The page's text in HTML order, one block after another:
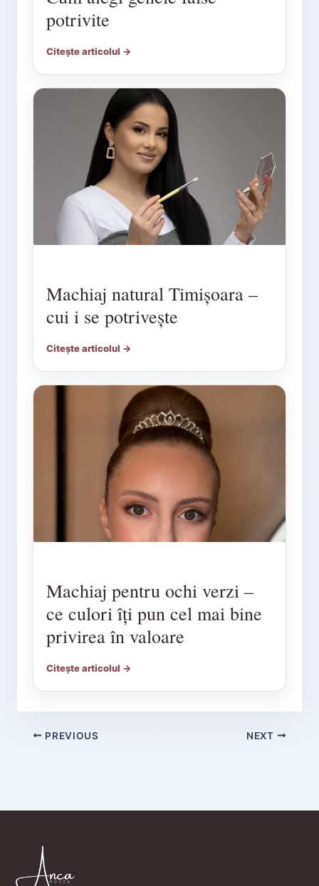
potrivite
Citește articolul →
Machiaj natural Timișoara –
cui i se potrivește
Citește articolul →
Machiaj pentru ochi verzi –
ce culori îți pun cel mai bine
privirea în valoare
Citește articolul →
PREVIOUS NEXT